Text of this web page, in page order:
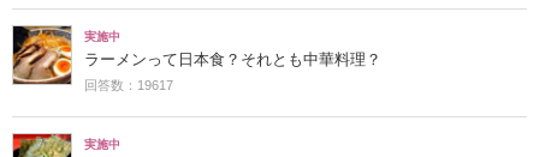
実施中
ラーメンって日本食？それとも中華料理？
回答数：19617
実施中